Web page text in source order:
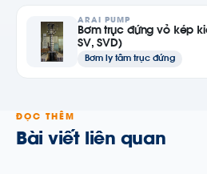
ARAI PUMP
Bơm trục đứng vỏ kép
SV, SVD)
Bơm ly tâm trục đứng
ĐỌC THÊM
Bài viết liên quan